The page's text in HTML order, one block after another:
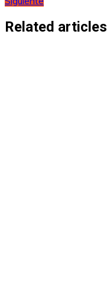
de
entradas
Related articles